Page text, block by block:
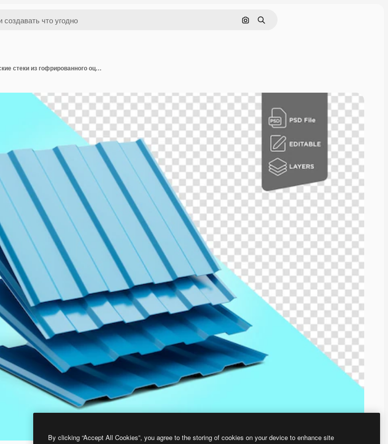
Поиск по изображению
Поиск
Падающие морские голубые металлические стеки из гофрированного оцинкованного железа для крыши 3d иллюстрация
By clicking “Accept All Cookies”, you agree to the storing of cookies on your device to enhance site